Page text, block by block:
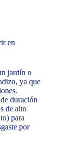
en
jardín o
ya que
duración
de alto
para
por